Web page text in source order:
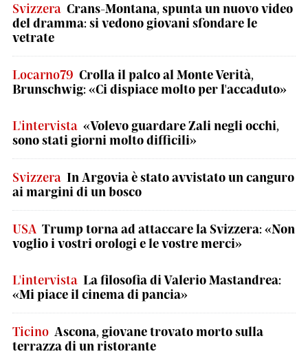
Svizzera Crans-Montana, spunta un nuovo video
del dramma: si vedono giovani sfondare le
vetrate
Locarno79 Crolla il palco al Monte Verità,
Brunschwig: «Ci dispiace molto per l'accaduto»
L'intervista «Volevo guardare Zali negli occhi,
sono stati giorni molto difficili»
Svizzera In Argovia è stato avvistato un canguro
ai margini di un bosco
USA Trump torna ad attaccare la Svizzera: «Non
voglio i vostri orologi e le vostre merci»
L'intervista La filosofia di Valerio Mastandrea:
«Mi piace il cinema di pancia»
Ticino Ascona, giovane trovato morto sulla
terrazza di un ristorante